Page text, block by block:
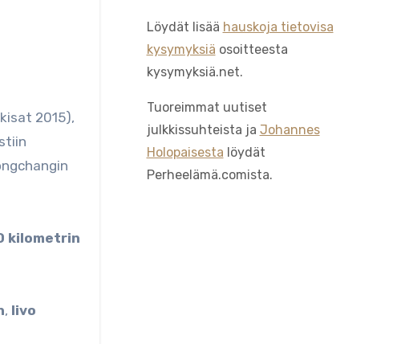
2015),
kilometrin
, Iivo
Löydät lisää hauskoja tietovisa
kysymyksiä osoitteesta
kysymyksiä.net.
Tuoreimmat uutiset
julkkissuhteista ja Johannes
Holopaisesta löydät
Perheelämä.comista.